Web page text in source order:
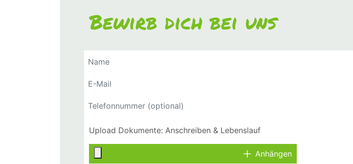
Bewirb dich bei uns
Anhängen